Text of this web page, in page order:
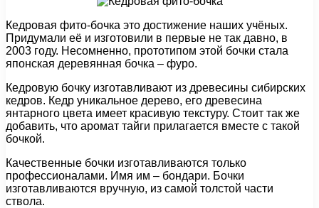
Кедровая фито-бочка это достижение наших учёных.
Придумали её и изготовили в первые не так давно, в
2003 году. Несомненно, прототипом этой бочки стала
японская деревянная бочка – фуро.
Кедровую бочку изготавливают из древесины сибирских
кедров. Кедр уникальное дерево, его древесина
янтарного цвета имеет красивую текстуру. Стоит так же
добавить, что аромат тайги прилагается вместе с такой
бочкой.
Качественные бочки изготавливаются только
профессионалами. Имя им – бондари. Бочки
изготавливаются вручную, из самой толстой части
ствола.